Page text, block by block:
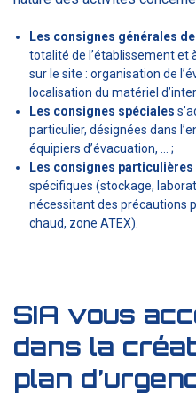
Les consignes générales
totalité de l’établissement et
sur le site : organisation de
localisation du matériel
Les consignes spéciales
particulier, désignées dans
équipiers d’évacuation, … ;
Les consignes particulières
spécifiques (stockage,
nécessitant des précautions
chaud, zone ATEX).
SIA vous
dans la
plan